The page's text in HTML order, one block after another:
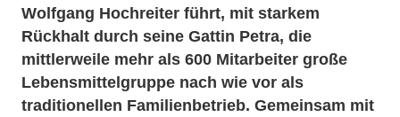
Wolfgang Hochreiter führt, mit starkem
Rückhalt durch seine Gattin Petra, die
mittlerweile mehr als 600 Mitarbeiter große
Lebensmittelgruppe nach wie vor als
traditionellen Familienbetrieb. Gemeinsam mit